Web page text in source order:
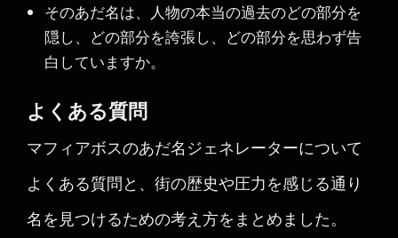
そのあだ名は、人物の本当の過去のどの部分を
隠し、どの部分を誇張し、どの部分を思わず告
白していますか。
よくある質問
マフィアボスのあだ名ジェネレーターについて
よくある質問と、街の歴史や圧力を感じる通り
名を見つけるための考え方をまとめました。